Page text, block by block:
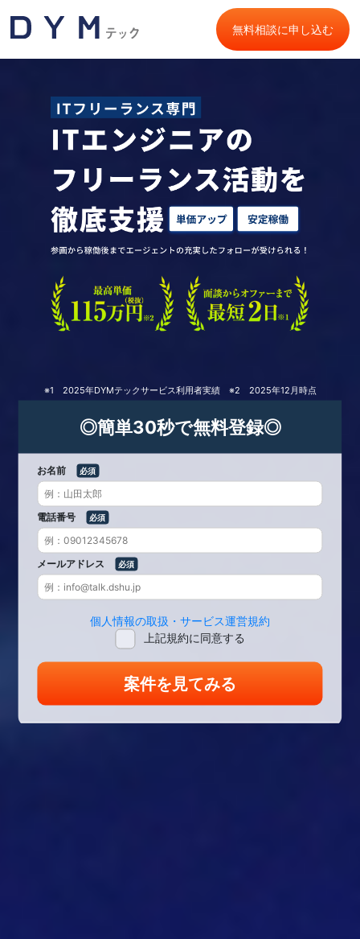
無料相談に申し込む
※1 2025年DYMテックサービス利用者実績 ※2 2025年12月時点
◎簡単30秒で無料登録◎
お名前
電話番号
メールアドレス
個人情報の取扱・サービス運営規約
上記規約に同意する